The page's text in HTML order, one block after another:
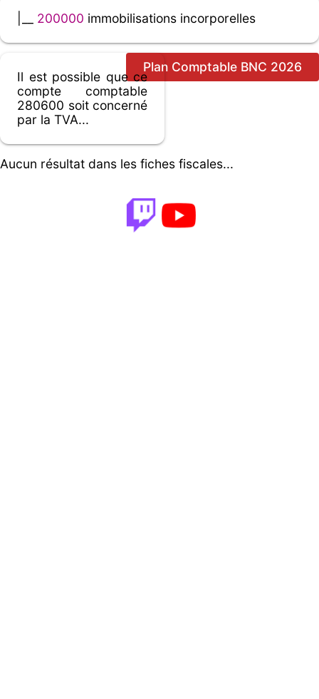
200000 immobilisations incorporelles
Plan Comptable BNC 2026
Il est possible que ce
compte comptable
280600 soit concerné
par la TVA...
Aucun résultat dans les fiches fiscales...